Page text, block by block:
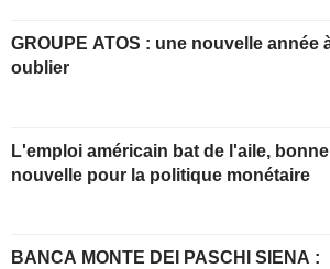
GROUPE ATOS : une nouvelle année à
oublier
L'emploi américain bat de l'aile, bonne
nouvelle pour la politique monétaire
BANCA MONTE DEI PASCHI SIENA :